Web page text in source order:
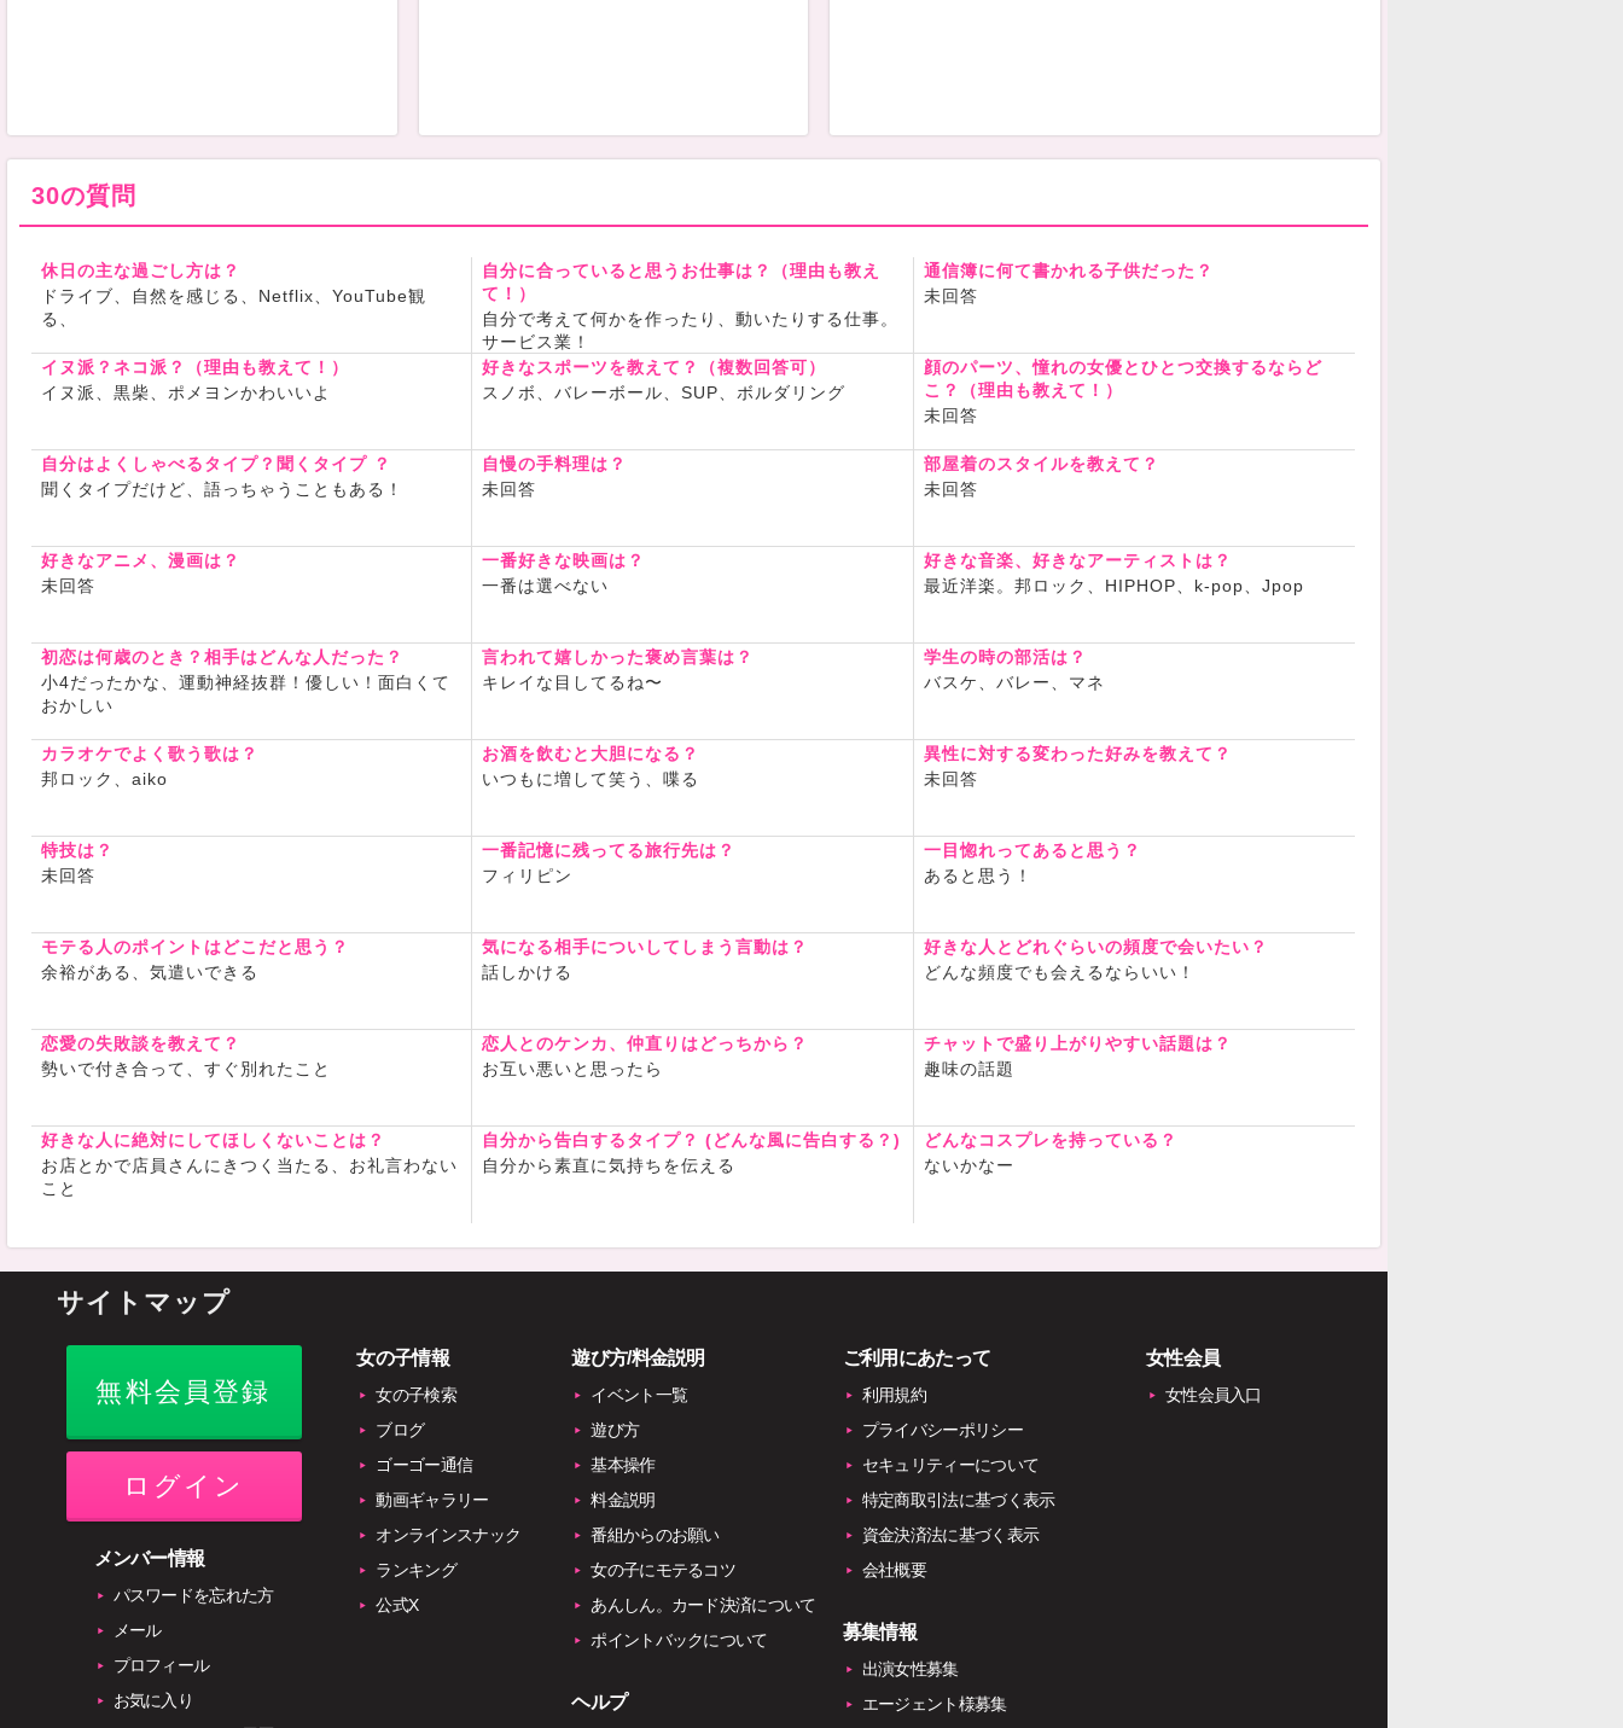
30の質問
休日の主な過ごし方は？
ドライブ、自然を感じる、Netflix、YouTube観
る、
自分に合っていると思うお仕事は？（理由も教え
て！）
自分で考えて何かを作ったり、動いたりする仕事。
サービス業！
通信簿に何て書かれる子供だった？
未回答
イヌ派？ネコ派？（理由も教えて！）
イヌ派、黒柴、ポメヨンかわいいよ
好きなスポーツを教えて？（複数回答可）
スノボ、バレーボール、SUP、ボルダリング
顔のパーツ、憧れの女優とひとつ交換するならど
こ？（理由も教えて！）
未回答
自分はよくしゃべるタイプ？聞くタイプ ？
聞くタイプだけど、語っちゃうこともある！
自慢の手料理は？
未回答
部屋着のスタイルを教えて？
未回答
好きなアニメ、漫画は？
未回答
一番好きな映画は？
一番は選べない
好きな音楽、好きなアーティストは？
最近洋楽。邦ロック、HIPHOP、k-pop、Jpop
初恋は何歳のとき？相手はどんな人だった？
小4だったかな、運動神経抜群！優しい！面白くて
おかしい
言われて嬉しかった褒め言葉は？
キレイな目してるね〜
学生の時の部活は？
バスケ、バレー、マネ
カラオケでよく歌う歌は？
邦ロック、aiko
お酒を飲むと大胆になる？
いつもに増して笑う、喋る
異性に対する変わった好みを教えて？
未回答
特技は？
未回答
一番記憶に残ってる旅行先は？
フィリピン
一目惚れってあると思う？
あると思う！
モテる人のポイントはどこだと思う？
余裕がある、気遣いできる
気になる相手についしてしまう言動は？
話しかける
好きな人とどれぐらいの頻度で会いたい？
どんな頻度でも会えるならいい！
恋愛の失敗談を教えて？
勢いで付き合って、すぐ別れたこと
恋人とのケンカ、仲直りはどっちから？
お互い悪いと思ったら
チャットで盛り上がりやすい話題は？
趣味の話題
好きな人に絶対にしてほしくないことは？
お店とかで店員さんにきつく当たる、お礼言わない
こと
自分から告白するタイプ？ (どんな風に告白する？)
自分から素直に気持ちを伝える
どんなコスプレを持っている？
ないかなー
サイトマップ
無料会員登録
ログイン
メンバー情報
パスワードを忘れた方
メール
プロフィール
お気に入り
女の子情報
女の子検索
ブログ
ゴーゴー通信
動画ギャラリー
オンラインスナック
ランキング
公式X
遊び方/料金説明
イベント一覧
遊び方
基本操作
料金説明
番組からのお願い
女の子にモテるコツ
あんしん。カード決済について
ポイントバックについて
ヘルプ
ご利用にあたって
利用規約
プライバシーポリシー
セキュリティーについて
特定商取引法に基づく表示
資金決済法に基づく表示
会社概要
募集情報
出演女性募集
エージェント様募集
女性会員
女性会員入口